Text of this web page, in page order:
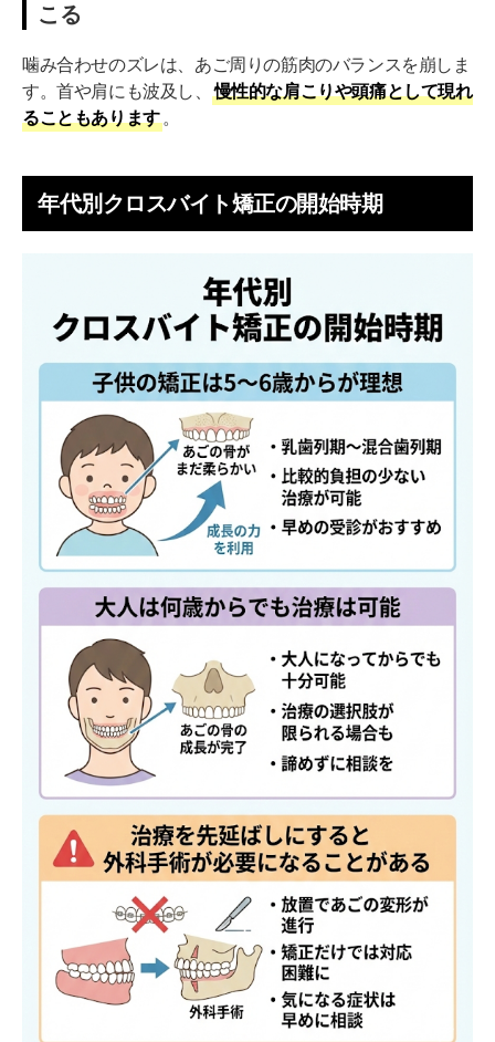
こる
噛み合わせのズレは、あご周りの筋肉のバランスを崩しま
す。首や肩にも波及し、
慢性的な肩こりや頭痛として現れ
ることもあります 。
年代別クロスバイト矯正の開始時期